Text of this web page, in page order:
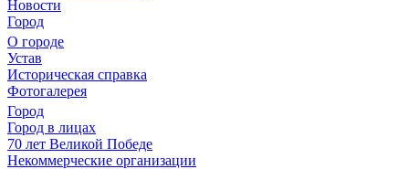
Новости
Город
О городе
Устав
Историческая справка
Фотогалерея
Город
Город в лицах
70 лет Великой Победе
Некоммерческие организации